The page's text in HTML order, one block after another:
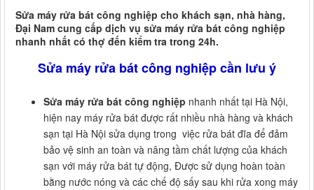
Sửa máy rửa bát công nghiệp cho khách sạn, nhà hàng,
Đại Nam cung cấp dịch vụ sửa máy rửa bát công nghiệp
nhanh nhất có thợ đến kiểm tra trong 24h.
Sửa máy rửa bát công nghiệp cần lưu ý
Sửa máy rửa bát công nghiệp nhanh nhất tại Hà Nội,
hiện nay máy rửa bát được rất nhiều nhà hàng và khách
sạn tại Hà Nội sửa dụng trong việc rửa bát đĩa để đảm
bảo vệ sinh an toàn và nâng tầm chất lượng của khách
sạn với máy rửa bát tự động, Được sử dụng hoàn toàn
bằng nước nóng và các chế độ sấy sau khi rửa xong máy